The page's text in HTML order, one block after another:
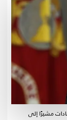
مشيرًا إلى